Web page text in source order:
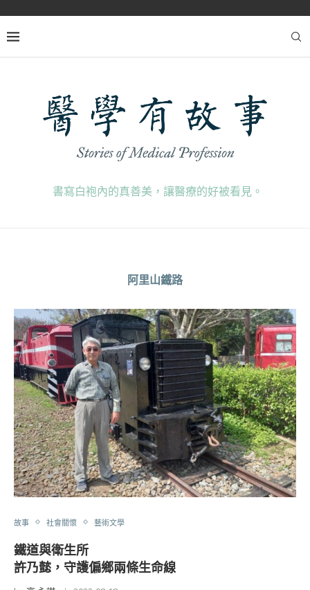
書寫白袍內的真善美，讓醫療的好被看見。
阿里山鐵路
故事 社會關懷 藝術文學
鐵道與衛生所
許乃懿，守護偏鄉兩條生命線